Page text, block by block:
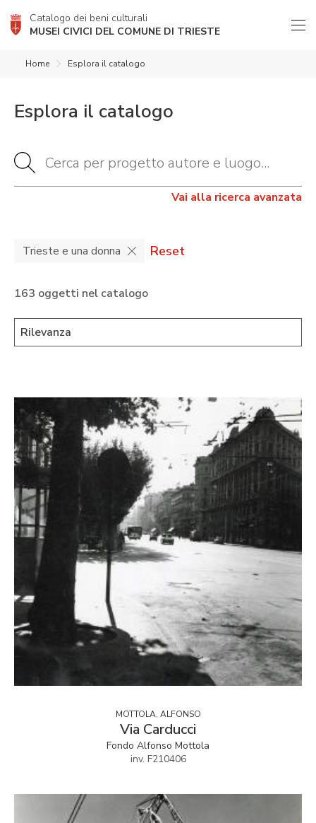
Catalogo dei beni culturali
MUSEI CIVICI DEL COMUNE DI TRIESTE
Home Esplora il catalogo
Esplora il catalogo
Vai alla ricerca avanzata
Trieste e una donna Reset
163 oggetti nel catalogo
MOTTOLA, ALFONSO
Via Carducci
Fondo Alfonso Mottola
inv. F210406